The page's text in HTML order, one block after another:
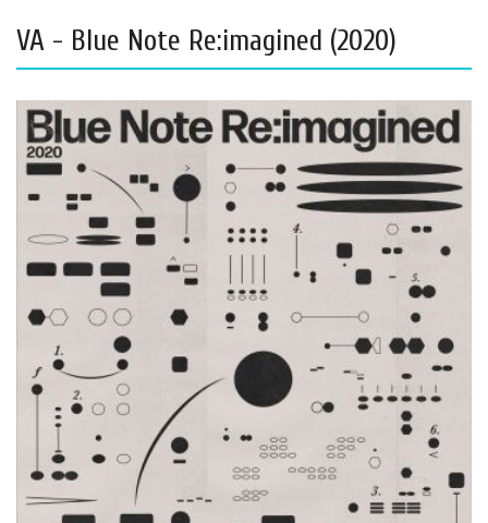
VA - Blue Note Re:imagined (2020)